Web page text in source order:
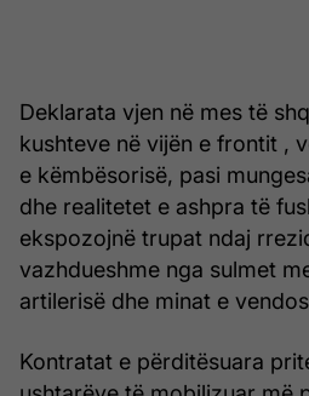
Deklarata vjen në mes të
kushteve në vijën e frontit ,
e këmbësorisë, pasi
dhe realitetet e ashpra të
ekspozojnë trupat ndaj
vazhdueshme nga sulmet
artilerisë dhe minat e
Kontratat e përditësuara